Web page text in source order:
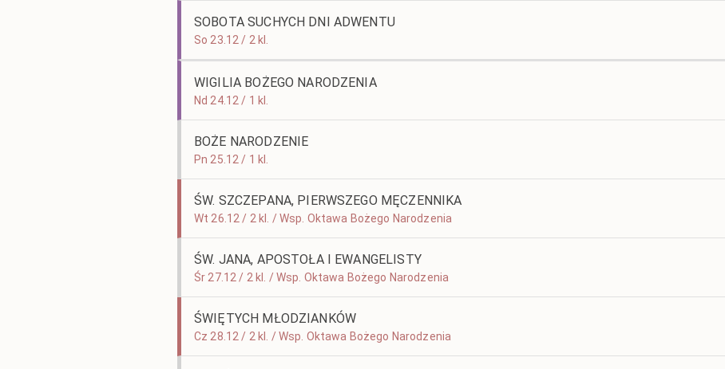
SOBOTA SUCHYCH DNI ADWENTU
So 23.12 / 2 kl.
WIGILIA BOŻEGO NARODZENIA
Nd 24.12 / 1 kl.
BOŻE NARODZENIE
Pn 25.12 / 1 kl.
ŚW. SZCZEPANA, PIERWSZEGO MĘCZENNIKA
Wt 26.12 / 2 kl. / Wsp. Oktawa Bożego Narodzenia
ŚW. JANA, APOSTOŁA I EWANGELISTY
Śr 27.12 / 2 kl. / Wsp. Oktawa Bożego Narodzenia
ŚWIĘTYCH MŁODZIANKÓW
Cz 28.12 / 2 kl. / Wsp. Oktawa Bożego Narodzenia